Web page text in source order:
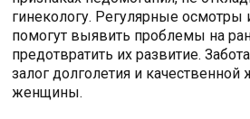
гинекологу. Регулярные осмотры
помогут выявить проблемы на
предотвратить их развитие.
залог долголетия и
женщины.